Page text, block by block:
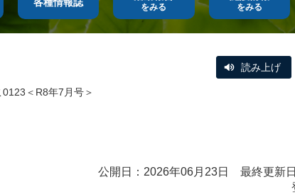
をみる をみる
読み上げ
0123＜R8年7月号＞
公開日：2026年06月23日 最終更新